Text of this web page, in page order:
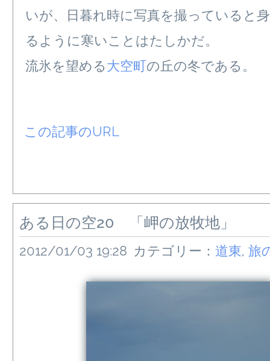
いが、日暮れ時に写真を撮っていると
るように寒いことはたしかだ。
流氷を望める大空町の丘の冬である。
この記事のURL
ある日の空20 「岬の放牧地」
2012/01/03 19:28 カテゴリー： 道東, 旅